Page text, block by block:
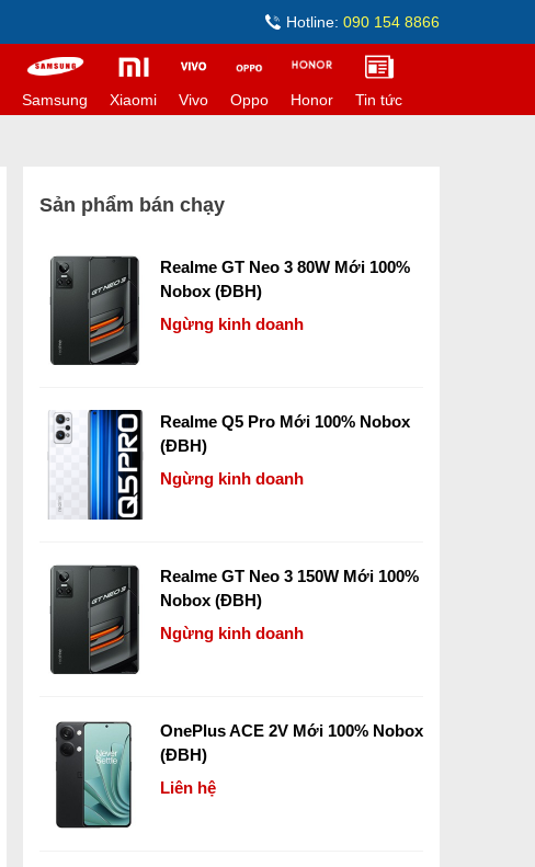
Hotline: 090 154 8866
Samsung Xiaomi Vivo Oppo Honor Tin tức
Sản phẩm bán chạy
Realme GT Neo 3 80W Mới 100%
Nobox (ĐBH)
Ngừng kinh doanh
Realme Q5 Pro Mới 100% Nobox
(ĐBH)
Ngừng kinh doanh
Realme GT Neo 3 150W Mới 100%
Nobox (ĐBH)
Ngừng kinh doanh
OnePlus ACE 2V Mới 100% Nobox
(ĐBH)
Liên hệ